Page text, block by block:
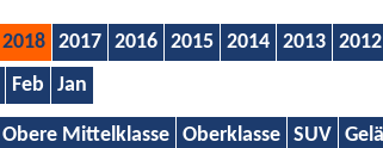
2018 2017 2016 2015 2014 2013 2012
Feb Jan
Obere Mittelklasse Oberklasse SUV